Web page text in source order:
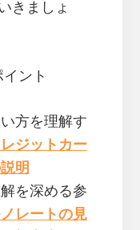
きましょ
ント
方を理解す
ジットカー
明
を深める参
レートの見